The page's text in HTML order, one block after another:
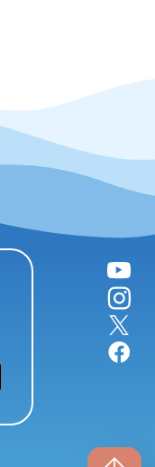
YouTube
instagram
X
facebook